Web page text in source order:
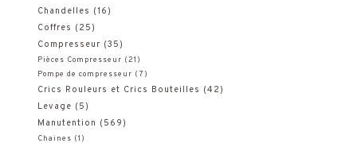
o
u
r
:
Chandelles (16)
Coffres (25)
Compresseur (35)
Pièces Compresseur (21)
Pompe de compresseur (7)
Crics Rouleurs et Crics Bouteilles (42)
Levage (5)
Manutention (569)
Chaines (1)